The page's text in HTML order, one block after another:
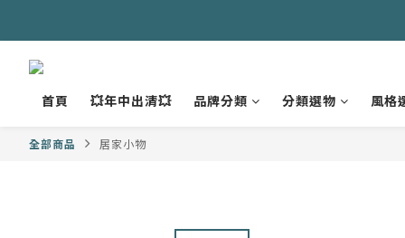
首頁 💥年中出清💥 品牌分類 分類選物 風格
全部商品 居家小物